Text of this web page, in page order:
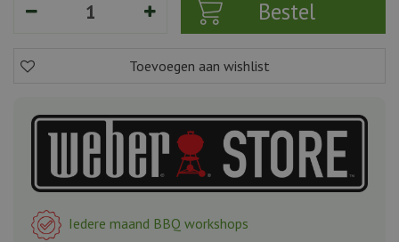
Iedere maand BBQ workshops